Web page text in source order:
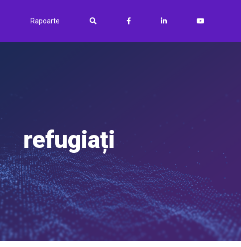
Rapoarte
refugiați